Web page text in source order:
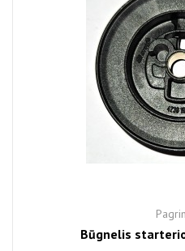
Būgnelis